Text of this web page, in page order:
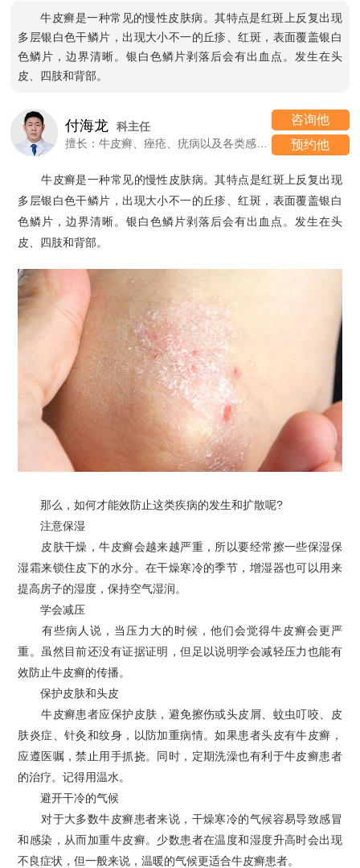
牛皮癣是一种常见的慢性皮肤病。其特点是红斑上反复出现
多层银白色干鳞片，出现大小不一的丘疹、红斑，表面覆盖银白
色鳞片，边界清晰。银白色鳞片剥落后会有出血点。发生在头
皮、四肢和背部。
付海龙
科主任
擅长：牛皮癣、痤疮、疣病以及各类感染性、过敏性皮肤病
咨询他
预约他
牛皮癣是一种常见的慢性皮肤病。其特点是红斑上反复出现
多层银白色干鳞片，出现大小不一的丘疹、红斑，表面覆盖银白
色鳞片，边界清晰。银白色鳞片剥落后会有出血点。发生在头
皮、四肢和背部。
那么，如何才能效防止这类疾病的发生和扩散呢?
注意保湿
皮肤干燥，牛皮癣会越来越严重，所以要经常擦一些保湿保
湿霜来锁住皮下的水分。在干燥寒冷的季节，增湿器也可以用来
提高房子的湿度，保持空气湿润。
学会减压
有些病人说，当压力大的时候，他们会觉得牛皮癣会更严
重。虽然目前还没有证据证明，但足以说明学会减轻压力也能有
效防止牛皮癣的传播。
保护皮肤和头皮
牛皮癣患者应保护皮肤，避免擦伤或头皮屑、蚊虫叮咬、皮
肤炎症、针灸和纹身，以防加重病情。如果患者头皮有牛皮癣，
应遵医嘱，禁止用手抓挠。同时，定期洗澡也有利于牛皮癣患者
的治疗。记得用温水。
避开干冷的气候
对于大多数牛皮癣患者来说，干燥寒冷的气候容易导致感冒
和感染，从而加重牛皮癣。少数患者在温度和湿度升高时会出现
不良症状，但一般来说，温暖的气候更适合牛皮癣患者。